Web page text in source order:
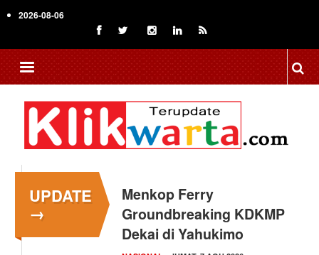
to
content
2026-08-06
UPDATE
→
Menkop Ferry
Groundbreaking KDKMP
Dekai di Yahukimo